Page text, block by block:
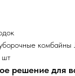
комбайны
шт
решение для